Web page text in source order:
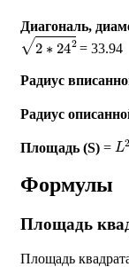
Диагональ,
∗242 = 33.94
Радиус
Радиус
Площадь (S) = L2
Формулы
Площадь
Площадь